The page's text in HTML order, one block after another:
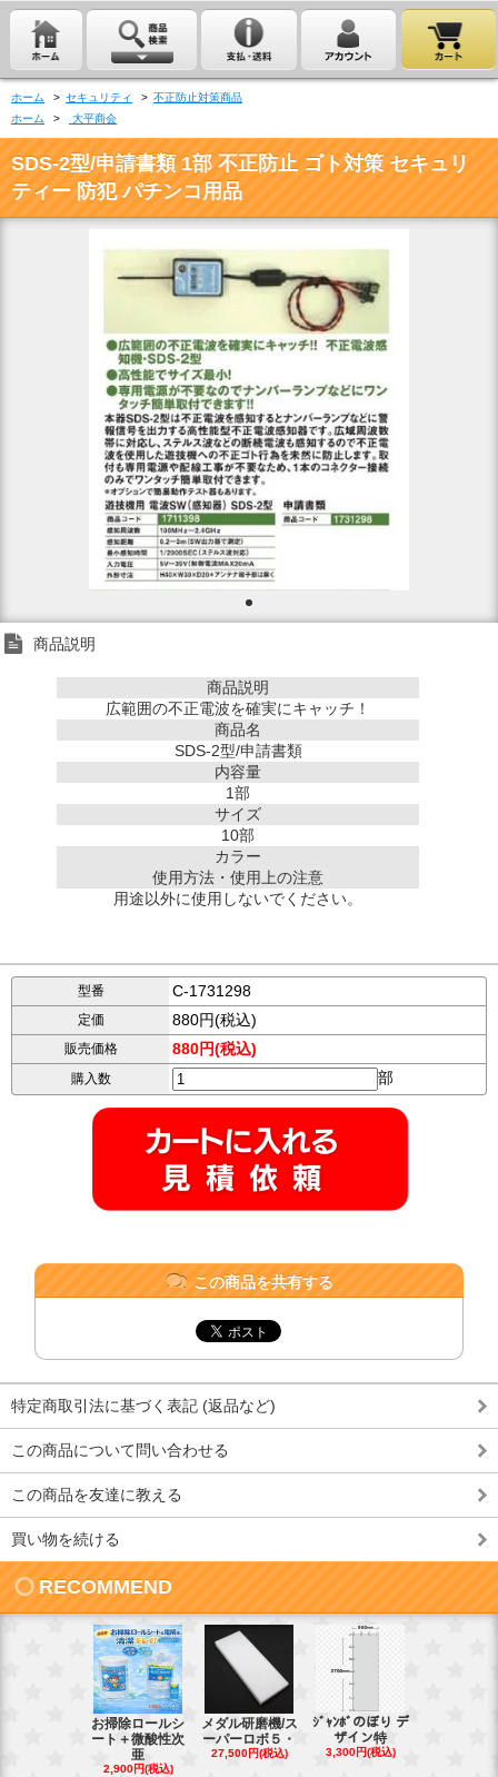
ホーム > セキュリティ > 不正防止対策商品
ホーム
> 大平商会
SDS-2型/申請書類 1部 不正防止 ゴト対策 セキュリ
ティー 防犯 パチンコ用品
商品説明
商品説明
広範囲の不正電波を確実にキャッチ！
商品名
SDS-2型/申請書類
内容量
1部
サイズ
10部
カラー
使用方法・使用上の注意
用途以外に使用しないでください。
型番 C-1731298
定価 880円(税込)
販売価格 880円(税込)
購入数 部
この商品を共有する
特定商取引法に基づく表記 (返品など)
この商品について問い合わせる
この商品を友達に教える
買い物を続ける
RECOMMEND
お掃除ロールシ
ート＋微酸性次
亜
2,900円(税込)
メダル研磨機/ス
ーパーロボ５・
27,500円(税込)
ｼﾞｬﾝﾎﾞのぼり デ
ザイン特
3,300円(税込)